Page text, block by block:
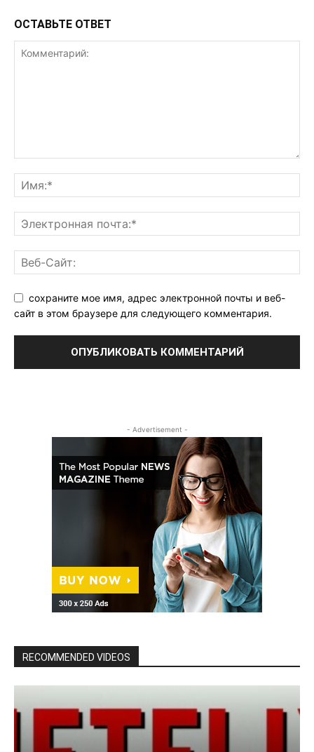
ОСТАВЬТЕ ОТВЕТ
сохраните мое имя, адрес электронной почты и веб-
сайт в этом браузере для следующего комментария.
- Advertisement -
RECOMMENDED VIDEOS